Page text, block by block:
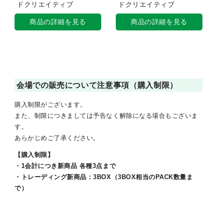
ドクリエイティブ
商品の詳細を見る
ドクリエイティブ
商品の詳細を見る
会場での販売について注意事項（購入制限）
購入制限がございます。
また、制限につきましては予告なく解除になる場合もございま
す。
あらかじめご了承ください。
【購入制限】
・1会計につき新商品 各種3点まで
・トレーディング新商品：3BOX（3BOX相当のPACK数量ま
で）